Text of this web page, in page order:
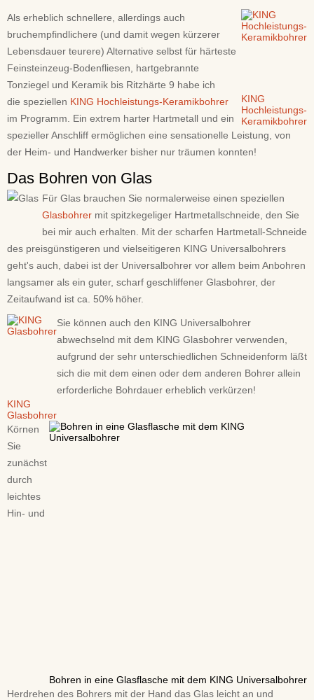
KING
Hochleistungs-
Keramikbohrer
Als erheblich schnellere, allerdings auch
bruchempfindlichere (und damit wegen kürzerer
Lebensdauer teurere) Alternative selbst für härteste
Feinsteinzeug-Bodenfliesen, hartgebrannte
Tonziegel und Keramik bis Ritzhärte 9 habe ich
die speziellen KING Hochleistungs-Keramikbohrer
im Programm. Ein extrem harter Hartmetall und ein
spezieller Anschliff ermöglichen eine sensationelle Leistung, von
der Heim- und Handwerker bisher nur träumen konnten!
Das Bohren von Glas
Für Glas brauchen Sie normalerweise einen speziellen
Glasbohrer mit spitzkegeliger Hartmetallschneide, den Sie
bei mir auch erhalten. Mit der scharfen Hartmetall-Schneide
des preisgünstigeren und vielseitigeren KING Universalbohrers
geht's auch, dabei ist der Universalbohrer vor allem beim Anbohren
langsamer als ein guter, scharf geschliffener Glasbohrer, der
Zeitaufwand ist ca. 50% höher.
KING
Glasbohrer
Bohren in eine Glasflasche mit dem KING Universalbohrer
Sie können auch den KING Universalbohrer
abwechselnd mit dem KING Glasbohrer verwenden,
aufgrund der sehr unterschiedlichen Schneidenform läßt
sich die mit dem einen oder dem anderen Bohrer allein
erforderliche Bohrdauer erheblich verkürzen!
Körnen
Sie
zunächst
durch
leichtes
Hin- und
Herdrehen des Bohrers mit der Hand das Glas leicht an und